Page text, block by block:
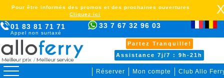
01 83 81 71 71
Appel non surtaxé
33 7 67 32 96 03
Partez Tranquille!
Assistance 7j/7 : 9h-21h
Réserver Mon compte Club Allo
Pour être informés des promos et des prochaines ouvertures
Cliquez ici